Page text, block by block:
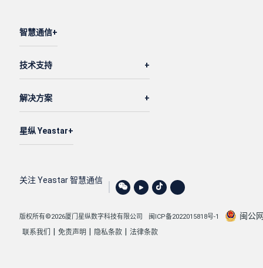
智慧通信
技术支持
解决方案
星纵 Yeastar
关注 Yeastar 智慧通信
版权所有©2026厦门星纵数字科技有限公司 闽ICP备2022015818号-1 闽公
联系我们 免责声明 隐私条款 法律条款